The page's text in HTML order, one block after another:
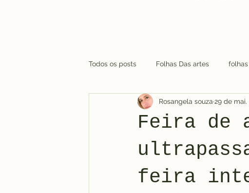
Todos os posts Folhas Das artes
Feira de
feira
Rosangela souza 29 de mai.